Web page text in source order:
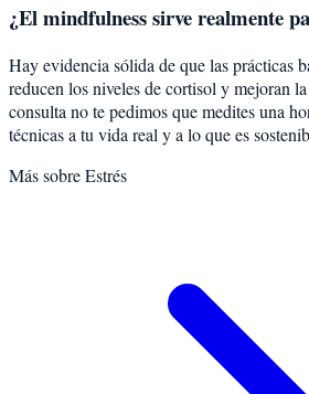
¿El mindfulness sirve realmente
Hay evidencia sólida de que las prácticas
reducen los niveles de cortisol y mejoran
consulta no te pedimos que medites una
técnicas a tu vida real y a lo que es
Más sobreEstrés